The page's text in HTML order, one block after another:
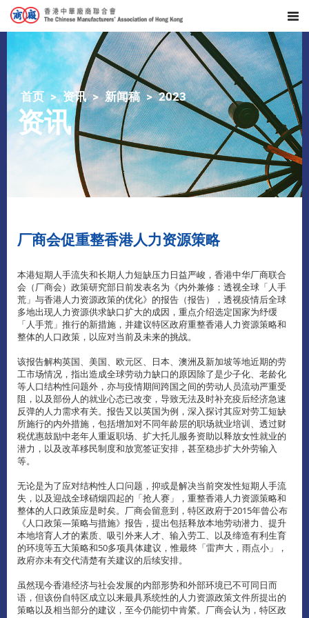
首页 资讯 新闻稿 2023
资讯
​厂商会促重整香港人力资源策略
本港短期人手流失和长期人力短缺压力日益严峻，香港中华厂商联合
会（厂商会）政策研究部日前发表名为《内外兼修：透视全球「人手
荒」与香港人力资源政策的优化》的报告（报告），透视疫情后全球
多地出现人力资源供求缺口扩大的成因，重点介绍选定国家为纾缓
「人手荒」推行的新措施，并建议特区政府重整香港人力资源策略和
整体的人口政策，以应对当前及未来的挑战。
该报告解构英国、美国、欧元区、日本、澳洲及新加坡等地近期的劳
工市场情况，指出造成全球劳动力缺口的原因除了是少子化、老龄化
等人口结构性问题外，亦与疫情期间跨国之间的劳动人员流动严重受
阻，以及部份人的就业心态已改变，导致无法及时补充疫后经济急速
反弹的人力需求有关。报告又以英国为例，深入探讨其应对劳工短缺
所施行的内外措施，包括增加对不同年龄层的职场就业培训、透过财
税优惠鼓励中老年人重返职场、扩大托儿服务资助以释放女性就业的
潜力，以及改革移民制度和放宽签证安排，甚至稳步扩大外劳输入
等。
无论是为了应对结构性人口问题，抑或是解决当前突发性短期人手流
失，以及迎战全球硝烟四起的「抢人赛」，重整香港人力资源策略和
整体的人口政策应是时矣。厂商会留意到，特区政府于2015年曾公布
《人口政策—策略与措施》报告，提出包括释放本地劳动潜力、提升
本地培育人才的素质、吸引外来人才、输入劳工、以及缔造有利生育
的环境等五大策略和50多项具体建议，惟最终「雷声大，雨点小」，
政府亦未有交代清楚有关建议的后续安排。
虽然现今香港经济与社会发展的内部形势和外部环境已不可同日而
语，但该份自特区成立以来最具系统性的人力资源政策文件所提出的
策略以及相当部分的建议，至今仍能切中肯綮。厂商会认为，特区政